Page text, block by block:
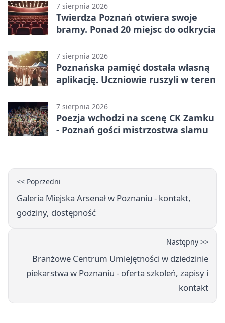
7 sierpnia 2026
Twierdza Poznań otwiera swoje
bramy. Ponad 20 miejsc do odkrycia
7 sierpnia 2026
Poznańska pamięć dostała własną
aplikację. Uczniowie ruszyli w teren
7 sierpnia 2026
Poezja wchodzi na scenę CK Zamku
- Poznań gości mistrzostwa slamu
<< Poprzedni
Galeria Miejska Arsenał w Poznaniu - kontakt,
godziny, dostępność
Następny >>
Branżowe Centrum Umiejętności w dziedzinie
piekarstwa w Poznaniu - oferta szkoleń, zapisy i
kontakt